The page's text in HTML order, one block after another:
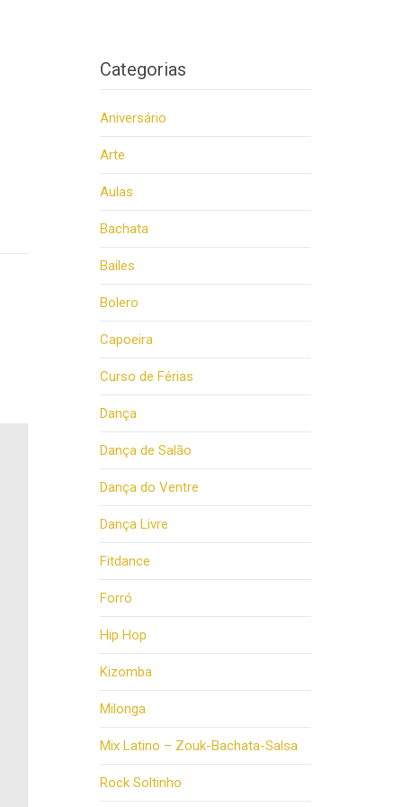
Categorias
Aniversário
Arte
Aulas
Bachata
Bailes
Bolero
Capoeira
Curso de Férias
Dança
Dança de Salão
Dança do Ventre
Dança Livre
Fitdance
Forró
Hip Hop
Kizomba
Milonga
Mix Latino – Zouk-Bachata-Salsa
Rock Soltinho